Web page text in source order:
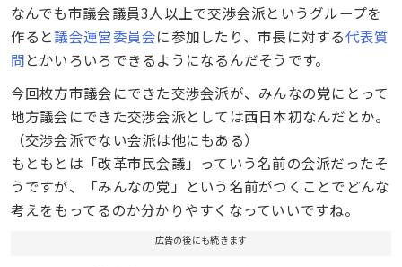
なんでも市議会議員3人以上で交渉会派というグループを
作ると議会運営委員会に参加したり、市長に対する代表質
問とかいろいろできるようになるんだそうです。
今回枚方市議会にできた交渉会派が、みんなの党にとって
地方議会にできた交渉会派としては西日本初なんだとか。
（交渉会派でない会派は他にもある）
もともとは「改革市民会議」っていう名前の会派だったそ
うですが、「みんなの党」という名前がつくことでどんな
考えをもってるのか分かりやすくなっていいですね。
広告の後にも続きます